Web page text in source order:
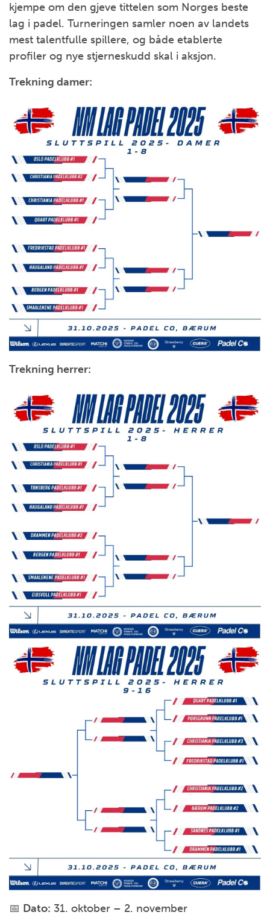
kjempe om den gjeve tittelen som Norges beste
lag i padel. Turneringen samler noen av landets
mest talentfulle spillere, og både etablerte
profiler og nye stjerneskudd skal i aksjon.
Trekning damer:
Trekning herrer:
📅 Dato: 31. oktober – 2. november